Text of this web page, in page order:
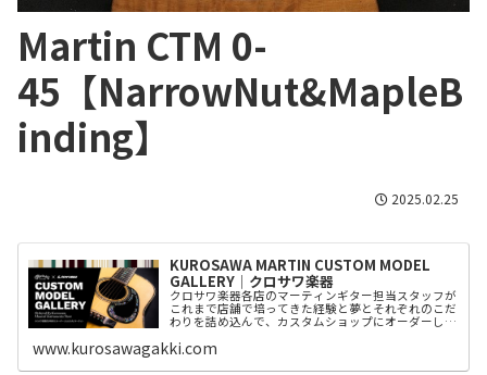
Martin CTM 0-
45【NarrowNut&MapleB
inding】
2025.02.25
KUROSAWA MARTIN CUSTOM MODEL
GALLERY│クロサワ楽器
クロサワ楽器各店のマーティンギター担当スタッフが
これまで店舗で培ってきた経験と夢とそれぞれのこだ
わりを詰め込んで、カスタムショップにオーダーした
www.kurosawagakki.com